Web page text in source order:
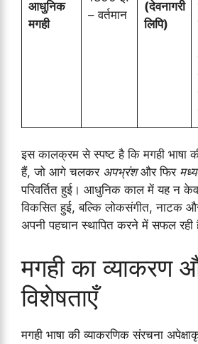
आधुनिक
मगही
– वर्तमान
(देवनागरी
लिपि)
इस कालक्रम से स्पष्ट है कि मगही भाषा
हैं, जो आगे चलकर अपभ्रंशऔर फिर
परिवर्तित हुई। आधुनिक काल में यह न
विकसित हुई, बल्कि लोकसंगीत, नाटक
अपनी पहचान स्थापित करने में सफल रही
मगही का व्याकरण
विशेषताएँ
मगही भाषा की व्याकरणिक संरचना